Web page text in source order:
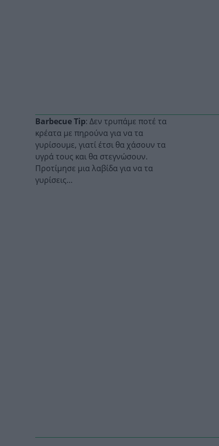
Barbecue Tip: Δεν τρυπάμε ποτέ τα
κρέατα με πηρούνα για να τα
γυρίσουμε, γιατί έτσι θα χάσουν τα
υγρά τους και θα στεγνώσουν.
Προτίμησε μια λαβίδα για να τα
γυρίσεις…